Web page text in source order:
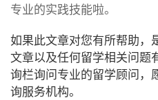
专业的实践技能啦。
如果此文章对您有所帮助，
文章以及任何留学相关问题
询栏询问专业的留学顾问，
询服务机构。